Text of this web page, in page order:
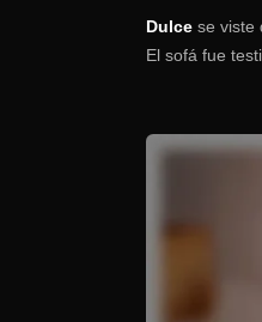
Dulce se viste
El sofá fue